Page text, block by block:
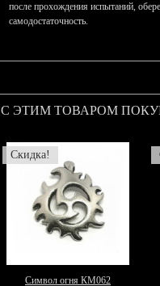
после прохождения испытаний,
самодостаточность.
С ЭТИМ ТОВАРОМ
Скидка!
Символ огня КМ062